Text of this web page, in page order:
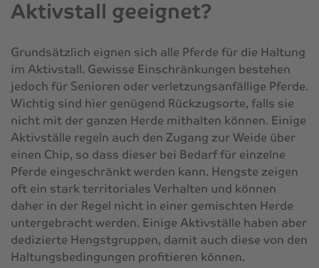
Aktivstall geeignet?
Grundsätzlich eignen sich alle Pferde für die Haltung
im Aktivstall. Gewisse Einschränkungen bestehen
jedoch für Senioren oder verletzungsanfällige Pferde.
Wichtig sind hier genügend Rückzugsorte, falls sie
nicht mit der ganzen Herde mithalten können. Einige
Aktivställe regeln auch den Zugang zur Weide über
einen Chip, so dass dieser bei Bedarf für einzelne
Pferde eingeschränkt werden kann. Hengste zeigen
oft ein stark territoriales Verhalten und können
daher in der Regel nicht in einer gemischten Herde
untergebracht werden. Einige Aktivställe haben aber
dedizierte Hengstgruppen, damit auch diese von den
Haltungsbedingungen profitieren können.